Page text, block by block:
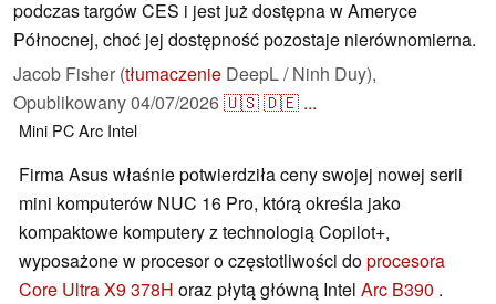
podczas targów CES i jest już dostępna w Ameryce
Północnej, choć jej dostępność pozostaje nierównomierna.
Jacob Fisher (tłumaczenie DeepL / Ninh Duy),
Opublikowany04/07/2026🇺🇸🇩🇪 ...
Mini PCArc Intel
Firma Asus właśnie potwierdziła ceny swojej nowej serii
mini komputerów NUC 16 Pro, którą określa jako
kompaktowe komputery z technologią Copilot+,
wyposażone w procesor o częstotliwości doprocesora
Core Ultra X9 378H oraz płytą główną Intel Arc B390 .